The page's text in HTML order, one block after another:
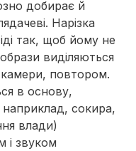
добирає й
Нарізка
так, щоб йому не
виділяються
повтором.
в основу,
сокира,
влади)
і звуком